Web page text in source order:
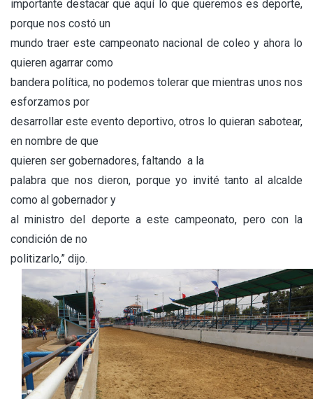
importante destacar que aquí lo que queremos es deporte,
porque nos costó un
mundo traer este campeonato nacional de coleo y ahora lo
quieren agarrar como
bandera política, no podemos tolerar que mientras unos nos
esforzamos por
desarrollar este evento deportivo, otros lo quieran sabotear,
en nombre de que
quieren ser gobernadores, faltando a la
palabra que nos dieron, porque yo invité tanto al alcalde
como al gobernador y
al ministro del deporte a este campeonato, pero con la
condición de no
politizarlo,” dijo.